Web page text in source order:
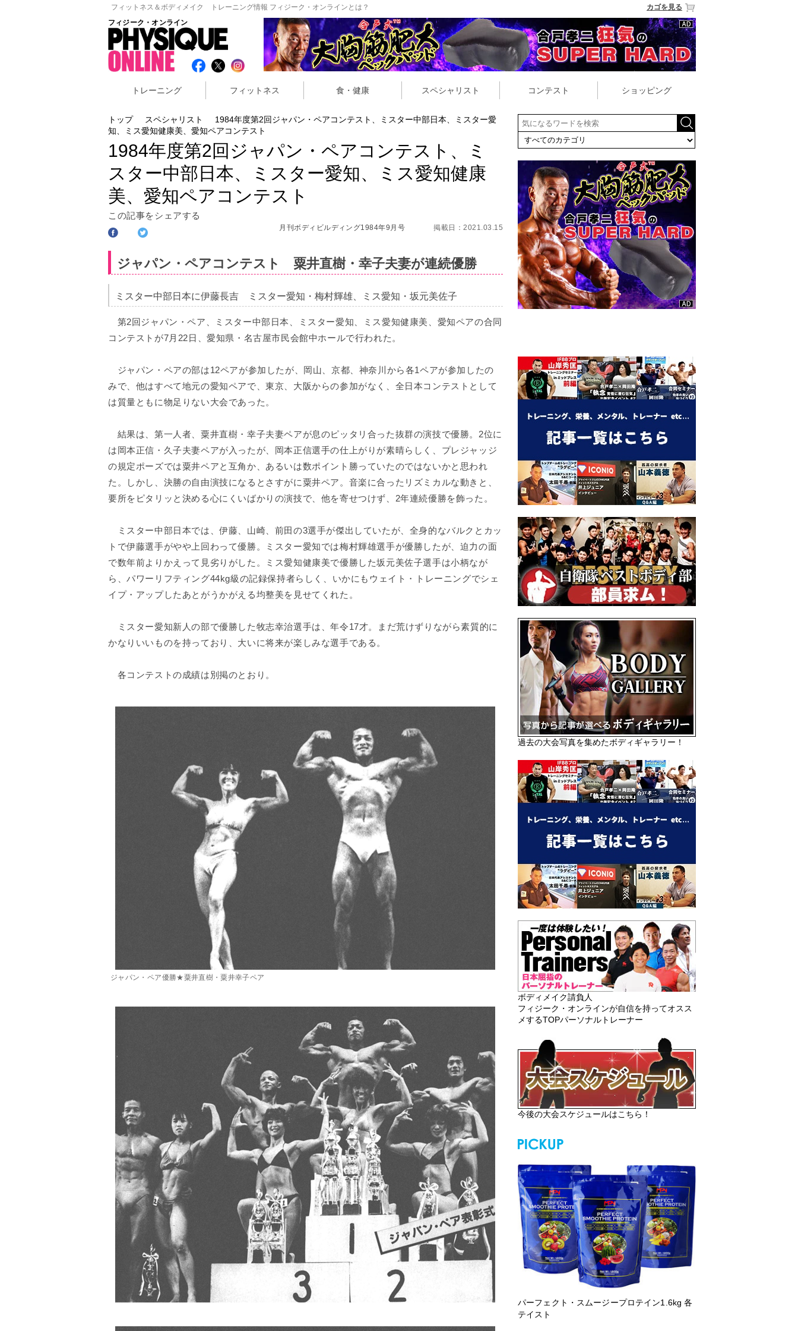
フィットネス＆ボディメイク トレーニング情報 フィジーク・オンラインとは？
カゴを見る
フィジーク・オンライン
トレーニング フィットネス 食・健康 スペシャリスト コンテスト ショッピング
過去の大会写真を集めたボディギャラリー！
ボディメイク請負人
フィジーク・オンラインが自信を持ってオスス
メするTOPパーソナルトレーナー
今後の大会スケジュールはこちら！
パーフェクト・スムージープロテイン1.6kg 各
テイスト
トップ スペシャリスト
1984年度第2回ジャパン・ペアコンテスト、ミスター中部日本、ミスター愛
知、ミス愛知健康美、愛知ペアコンテスト
1984年度第2回ジャパン・ペアコンテスト、ミ
スター中部日本、ミスター愛知、ミス愛知健康
美、愛知ペアコンテスト
この記事をシェアする
月刊ボディビルディング1984年9月号 掲載日：2021.03.15
ジャパン・ペアコンテスト 粟井直樹・幸子夫妻が連続優勝
ミスター中部日本に伊藤長吉 ミスター愛知・梅村輝雄、ミス愛知・坂元美佐子
第2回ジャパン・ペア、ミスター中部日本、ミスター愛知、ミス愛知健康美、愛知ペアの合同
コンテストが7月22日、愛知県・名古屋市民会館中ホールで行われた。
ジャパン・ペアの部は12ペアが参加したが、岡山、京都、神奈川から各1ペアが参加したの
みで、他はすべて地元の愛知ペアで、東京、大阪からの参加がなく、全日本コンテストとして
は質量ともに物足りない大会であった。
結果は、第一人者、粟井直樹・幸子夫妻ペアが息のピッタリ合った抜群の演技で優勝。2位に
は岡本正信・久子夫妻ペアが入ったが、岡本正信選手の仕上がりが素晴らしく、プレジャッジ
の規定ポーズでは粟井ペアと互角か、あるいは数ポイント勝っていたのではないかと思われ
た。しかし、決勝の自由演技になるとさすがに粟井ペア。音楽に合ったリズミカルな動きと、
要所をピタリッと決める心にくいばかりの演技で、他を寄せつけず、2年連続優勝を飾った。
ミスター中部日本では、伊藤、山崎、前田の3選手が傑出していたが、全身的なバルクとカッ
トで伊藤選手がやや上回わって優勝。ミスター愛知では梅村輝雄選手が優勝したが、迫力の面
で数年前よりかえって見劣りがした。ミス愛知健康美で優勝した坂元美佐子選手は小柄なが
ら、パワーリフティング44kg級の記録保持者らしく、いかにもウェイト・トレーニングでシェ
イプ・アップしたあとがうかがえる均整美を見せてくれた。
ミスター愛知新人の部で優勝した牧志幸治選手は、年令17才。まだ荒けずりながら素質的に
かなりいいものを持っており、大いに将来が楽しみな選手である。
各コンテストの成績は別掲のとおり。
ジャパン・ペア優勝★粟井直樹・粟井幸子ペア